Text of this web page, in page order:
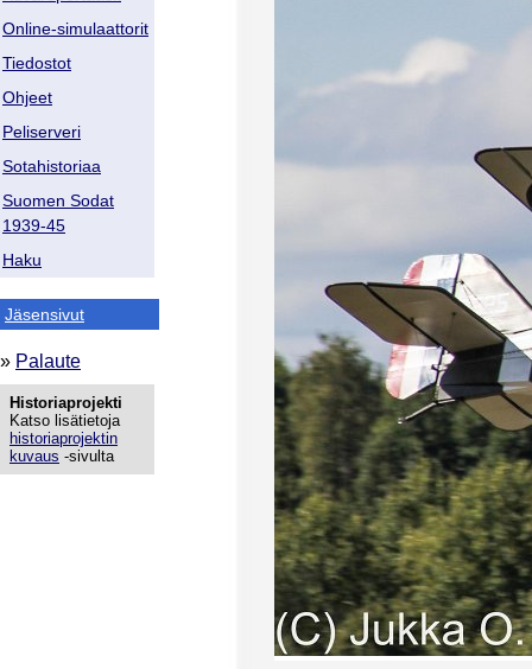
Online-simulaattorit
Tiedostot
Ohjeet
Peliserveri
Sotahistoriaa
Suomen Sodat
1939-45
Haku
Jäsensivut
» Palaute
Historiaprojekti
Katso lisätietoja
historiaprojektin
kuvaus -sivulta